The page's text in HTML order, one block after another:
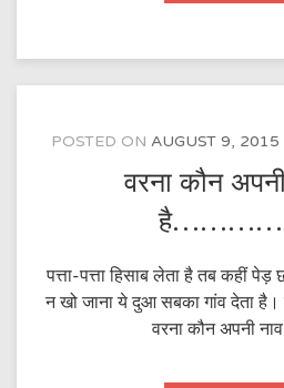
POSTED ON AUGUST 9, 2015
वरना कौन
पत्ता-पत्ता हिसाब लेता है तब कहीं
न खो जाना ये दुआ सबका गांव देता
वरना कौन अपनी